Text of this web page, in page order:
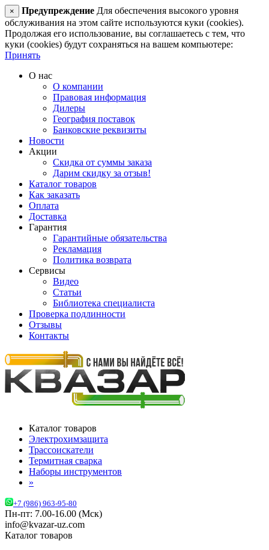
× Предупреждение Для обеспечения высокого уровня
обслуживания на этом сайте используются куки (cookies).
Продолжая его использование, вы соглашаетесь с тем, что
куки (cookies) будут сохраняться на вашем компьютере:
Принять
О нас
О компании
Правовая информация
Дилеры
География поставок
Банковские реквизиты
Новости
Акции
Скидка от суммы заказа
Дарим скидку за отзыв!
Каталог товаров
Как заказать
Оплата
Доставка
Гарантия
Гарантийные обязательства
Рекламация
Политика возврата
Сервисы
Видео
Статьи
Библиотека специалиста
Проверка подлинности
Отзывы
Контакты
Каталог товаров
Электрохимзащита
Трассоискатели
Термитная сварка
Наборы инструментов
»
+7 (986) 963-95-80
Пн-пт: 7.00-16.00 (Мск)
info@kvazar-uz.com
Каталог товаров